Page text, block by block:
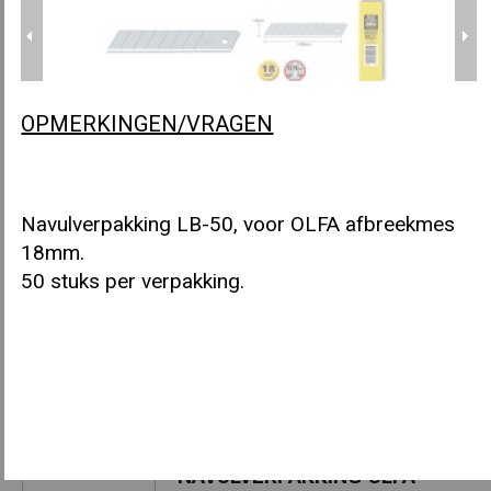
AFBREEKMES OLFA PL-1
AFBREEKMES OLFA PA-2
NAVULVERPAKKING OLFA
OPMERKINGEN/VRAGEN
Navulverpakking LB-50, voor OLFA afbreekmes
18mm.
50 stuks per verpakking.